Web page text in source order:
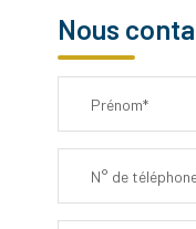
Nous
Prénom*
N° de